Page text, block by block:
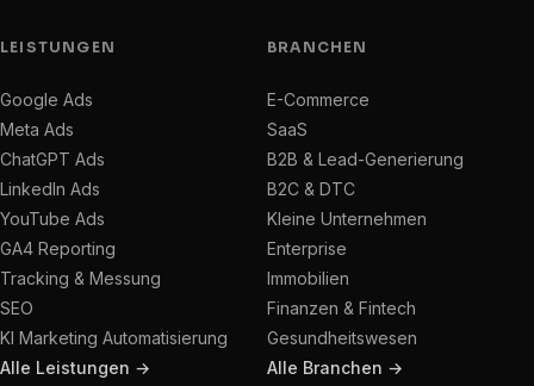
LEISTUNGEN
Google Ads
Meta Ads
ChatGPT Ads
LinkedIn Ads
YouTube Ads
GA4 Reporting
Tracking & Messung
SEO
KI Marketing Automatisierung
Alle Leistungen →
BRANCHEN
E-Commerce
SaaS
B2B & Lead-Generierung
B2C & DTC
Kleine Unternehmen
Enterprise
Immobilien
Finanzen & Fintech
Gesundheitswesen
Alle Branchen →